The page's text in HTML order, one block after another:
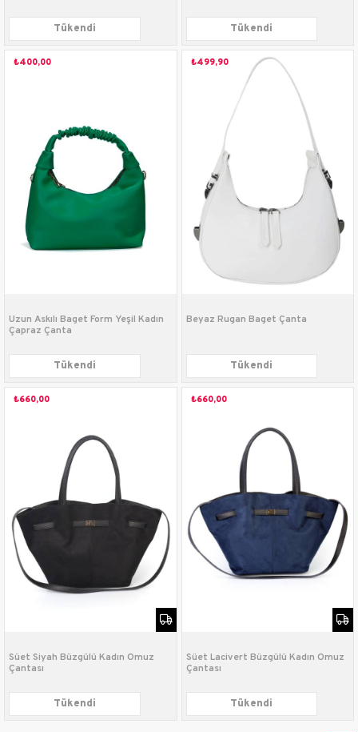
Tükendi Tükendi
Tükendi
Uzun Askılı Baget Form Yeşil Kadın
Çapraz Çanta
₺400,00
Tükendi
Beyaz Rugan Baget Çanta
₺499,90
Tükendi
Süet Siyah Büzgülü Kadın Omuz
Çantası
₺660,00
Tükendi
Süet Lacivert Büzgülü Kadın Omuz
Çantası
₺660,00